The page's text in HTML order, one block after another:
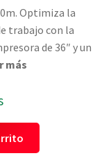
Optimiza la
trabajo con la
de 36″ y un
más